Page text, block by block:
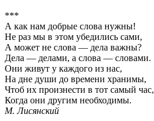
***
А как нам добрые слова нужны!
Не раз мы в этом убедились сами,
А может не слова — дела важны?
Дела — делами, а слова — словами.
Они живут у каждого из нас,
На дне души до времени хранимы,
Чтоб их произнести в тот самый час,
Когда они другим необходимы.
М. Лисянский